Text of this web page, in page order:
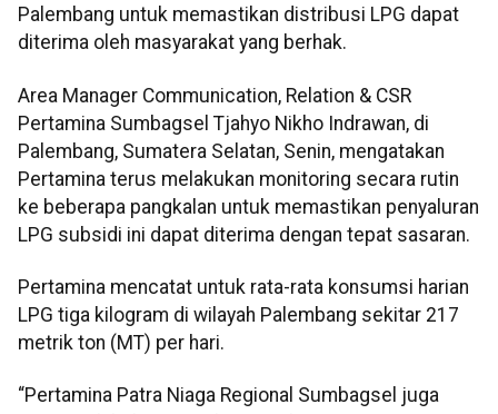
Palembang untuk memastikan distribusi LPG dapat
diterima oleh masyarakat yang berhak.
Area Manager Communication, Relation & CSR
Pertamina Sumbagsel Tjahyo Nikho Indrawan, di
Palembang, Sumatera Selatan, Senin, mengatakan
Pertamina terus melakukan monitoring secara rutin
ke beberapa pangkalan untuk memastikan penyaluran
LPG subsidi ini dapat diterima dengan tepat sasaran.
Pertamina mencatat untuk rata-rata konsumsi harian
LPG tiga kilogram di wilayah Palembang sekitar 217
metrik ton (MT) per hari.
“Pertamina Patra Niaga Regional Sumbagsel juga